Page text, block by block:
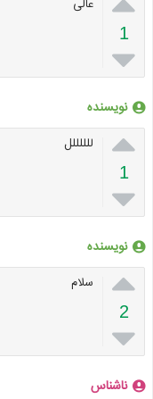
1

عالی
نویسنده

1

للللللل
نویسنده

2

سلام
ناشناس